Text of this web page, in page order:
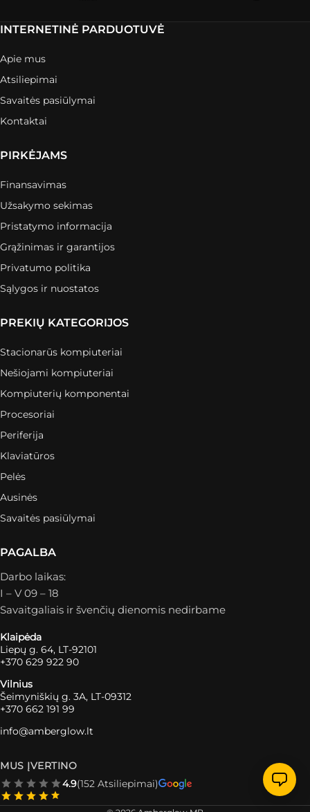
INTERNETINĖ PARDUOTUVĖ
Apie mus
Atsiliepimai
Savaitės pasiūlymai
Kontaktai
PIRKĖJAMS
Finansavimas
Užsakymo sekimas
Pristatymo informacija
Grąžinimas ir garantijos
Privatumo politika
Sąlygos ir nuostatos
PREKIŲ KATEGORIJOS
Stacionarūs kompiuteriai
Nešiojami kompiuteriai
Kompiuterių komponentai
Procesoriai
Periferija
Klaviatūros
Pelės
Ausinės
Savaitės pasiūlymai
PAGALBA
Darbo laikas:
I – V 09 – 18
Savaitgaliais ir švenčių dienomis nedirbame
Klaipėda
Liepų g. 64, LT-92101
+370 629 922 90
Vilnius
Šeimyniškių g. 3A, LT-09312
+370 662 191 99
info@amberglow.lt
MUS ĮVERTINO
4.9(152 Atsiliepimai)